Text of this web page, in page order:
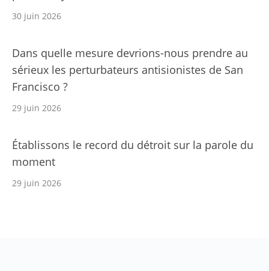
30 juin 2026
Dans quelle mesure devrions-nous prendre au
sérieux les perturbateurs antisionistes de San
Francisco ?
29 juin 2026
Établissons le record du détroit sur la parole du
moment
29 juin 2026